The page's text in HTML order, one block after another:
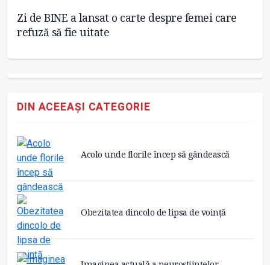
Zi de BINE a lansat o carte despre femei care
refuză să fie uitate
DIN ACEEAȘI CATEGORIE
Acolo unde florile încep să gândească
Obezitatea dincolo de lipsa de voință